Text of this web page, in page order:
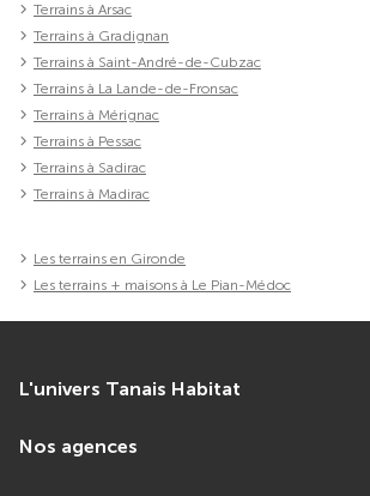
Terrains à Arsac
Terrains à Gradignan
Terrains à Saint-André-de-Cubzac
Terrains à La Lande-de-Fronsac
Terrains à Mérignac
Terrains à Pessac
Terrains à Sadirac
Terrains à Madirac
Les terrains en Gironde
Les terrains + maisons à Le Pian-Médoc
L'univers Tanais Habitat
Nos agences